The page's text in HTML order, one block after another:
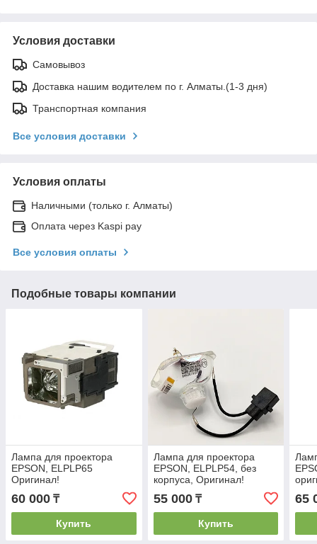
Условия доставки
Самовывоз
Доставка нашим водителем по г. Алматы.(1-3 дня)
Транспортная компания
Все условия доставки
Условия оплаты
Наличными (только г. Алматы)
Оплата через Kaspi pay
Все условия оплаты
Подобные товары компании
Лампа для проектора
EPSON, ELPLP65
Оригинал!
60 000 ₸
Купить
Лампа для проектора
EPSON, ELPLP54, без
корпуса, Оригинал!
55 000₸
Купить
65